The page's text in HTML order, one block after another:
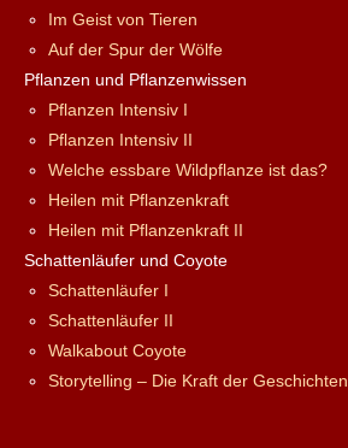
Im Geist von Tieren
Auf der Spur der Wölfe
Pflanzen und Pflanzenwissen
Pflanzen Intensiv I
Pflanzen Intensiv II
Welche essbare Wildpflanze ist das?
Heilen mit Pflanzenkraft
Heilen mit Pflanzenkraft II
Schattenläufer und Coyote
Schattenläufer I
Schattenläufer II
Walkabout Coyote
Storytelling – Die Kraft der Geschichten